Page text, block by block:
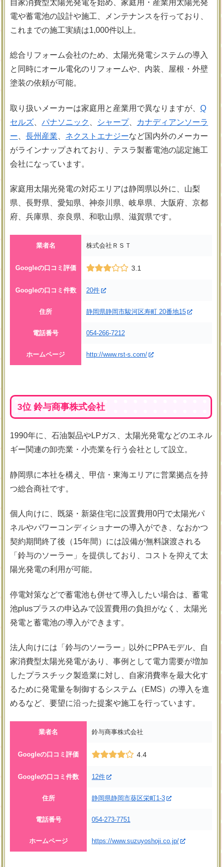
自家消費型太陽光発電を始め、家庭用・産業用太陽光発
電や蓄電池の設計や施工、メンテナンスを行っており、
これまでの施工実績は1,000件以上。
総合リフォーム会社のため、太陽光発電システムの導入
と同時にオール電化のリフォームや、内装、屋根・外壁
塗装の依頼が可能。
取り扱いメーカーは家庭用と産業用で異なりますが、 Q
セルズ
パナソニック シャープ、
カナディアンソーラ
ー
長州産業 ネクストエナジーなど国内外のメーカー
がラインナップされており、テスラ製蓄電池の認定施工
会社になっています。
家庭用太陽光発電の対応エリアは静岡県以外に、山梨
県、長野県、愛知県、神奈川県、岐阜県、大阪府、京都
府、兵庫県、奈良県、和歌山県、滋賀県です。
業者名 株式会社ＲＳＴ
Googleの口コミ評価 3.1
Googleの口コミ件数 20件
住所 静岡県静岡市駿河区寿町 20番地15
電話番号 054-266-7212
ホームページ http://www.rst-s.com/
3位 鈴与商事株式会社
1990年に、石油製品やLPガス、太陽光発電などのエネル
ギー関連の卸売業・小売業を行う会社として設立。
静岡県に本社を構え、甲信・東海エリアに営業拠点を持
つ総合商社です。
個人向けに、既築・新築住宅に設置費用0円で太陽光パ
ネルやパワーコンディショナーの導入ができ、なおかつ
契約期間終了後（15年間）には設備が無料譲渡される
「鈴与のソーラー」を提供しており、コストを抑えて太
陽光発電の利用が可能。
停電対策などで蓄電池も併せて導入したい場合は、蓄電
池plusプラスの申込みで設置費用の負担がなく、太陽光
発電と蓄電池の導入ができます。
法人向けには「鈴与のソーラー」以外にPPAモデル、自
家消費型太陽光発電があり、事例として電力需要が増加
したプラスチック製造業に対し、自家消費率を最大化す
るために発電量を制御するシステム（EMS）の導入を進
めるなど、要望に沿った提案や施工を行っています。
業者名 鈴与商事株式会社
Googleの口コミ評価 4.4
Googleの口コミ件数 12件
住所 静岡県静岡市葵区栄町1-3
電話番号 054-273-7751
ホームページ https://www.suzuyoshoji.co.jp/